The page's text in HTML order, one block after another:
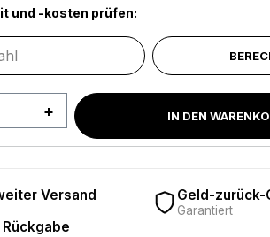
und -kosten prüfen:
Anzahl: Gib denIN DEN
Versand Geld-zurück-
Garantiert